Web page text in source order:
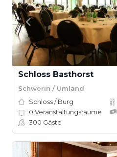
Schloss Basthorst
Schwerin / Umland
Schloss / Burg
0 Veranstaltungsräume
300 Gäste